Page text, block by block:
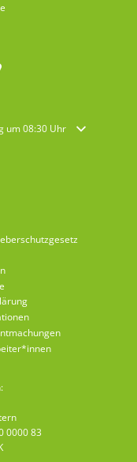
auszublenden
um 08:30 Uhr
0000 83